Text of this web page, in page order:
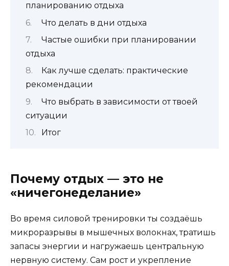
планированию отдыха
Что делать в дни отдыха
Частые ошибки при планировании
отдыха
Как лучше сделать: практические
рекомендации
Что выбрать в зависимости от твоей
ситуации
Итог
Почему отдых — это не
«ничегонеделание»
Во время силовой тренировки ты создаёшь
микроразрывы в мышечных волокнах, тратишь
запасы энергии и нагружаешь центральную
нервную систему. Сам рост и укрепление